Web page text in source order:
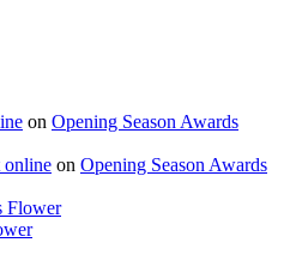
on Opening Season Awards
online on Opening Season Awards
Flower